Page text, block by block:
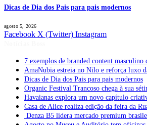
Dicas de Dia dos Pais para pais modernos
agosto 5, 2026
Facebook X (Twitter) Instagram
7 exemplos de branded content masculino
AmaNubia estreia no Nilo e reforça luxo
Dicas de Dia dos Pais para pais modernos
Organic Festival Trancoso chega à sua
Havaianas explora um novo capítulo
Casa de Alice realiza edição da feira da
Denza B5 lidera mercado premium